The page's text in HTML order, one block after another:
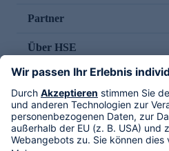
Partner
Über HSE
Im TV
HSE International